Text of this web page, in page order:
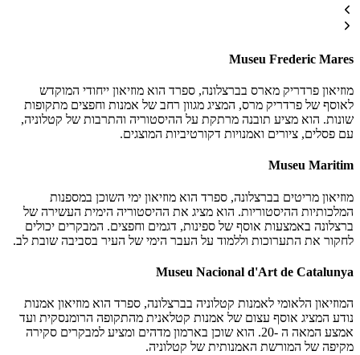
Museu Frederic Mares
מוזיאון פרדריק מארס בברצלונה, ספרד הוא מוזיאון ייחודי המוקדש
לאוסף של פרדריק מרס, המציג מגוון רחב של אמנות וחפצים מתקופות
שונות. הוא מציע תובנה מרתקת על ההיסטוריה והתרבות של קטלוניה,
עם פסלים, ציורים ואמנויות דקורטיביות המוצגים.
Museu Maritim
מוזיאון מריטים בברצלונה, ספרד הוא מוזיאון ימי השוכן במספנות
המלכותיות ההיסטוריות. הוא מציג את ההיסטוריה הימית העשירה של
ברצלונה באמצעות אוסף של ספינות, דגמים וחפצים. המבקרים יכולים
לחקור את התערוכות וללמוד על העבר הימי של העיר בסביבה שובת לב.
Museu Nacional d'Art de Catalunya
המוזיאון הלאומי לאמנות קטלוניה בברצלונה, ספרד הוא מוזיאון אמנות
נודע המציג אוסף עצום של אמנות קטלאנית מהתקופה הרומנסקית ועד
אמצע המאה ה -20. הוא שוכן בארמון מדהים ומציע למבקרים סקירה
מקיפה של המורשת האמנותית של קטלוניה.